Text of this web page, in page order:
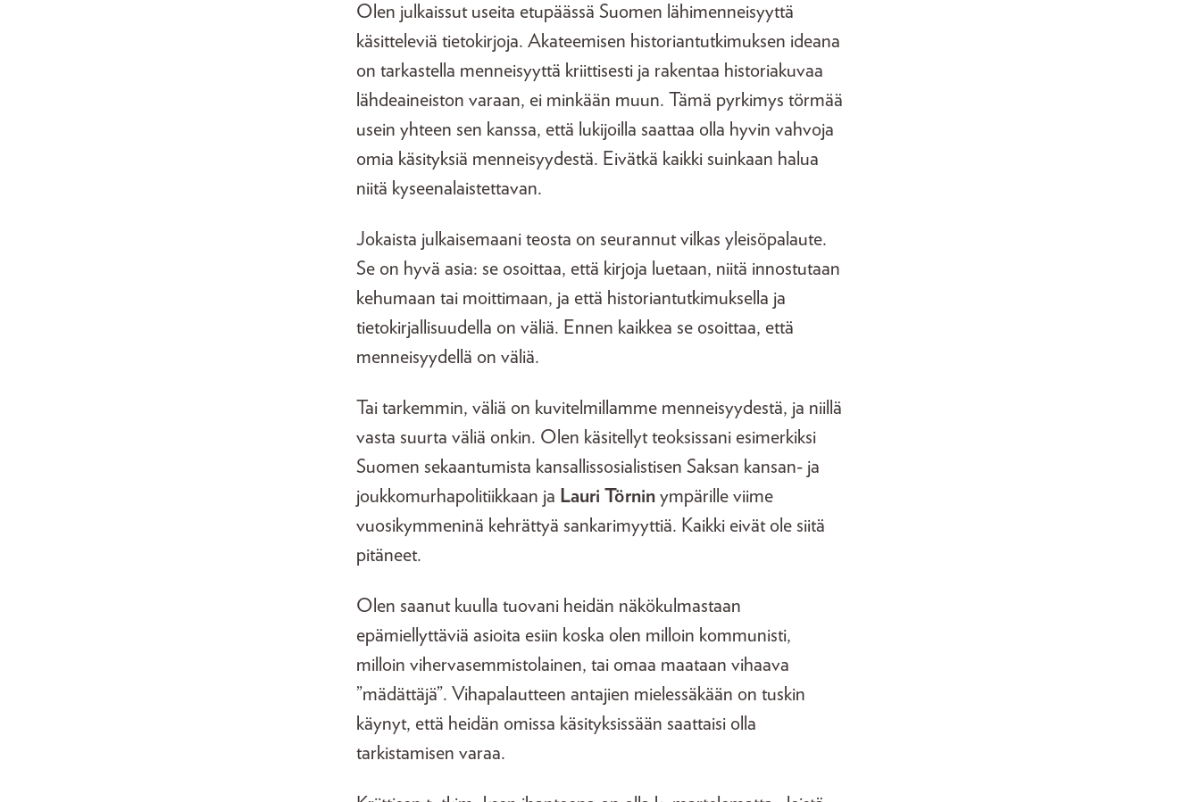
Olen julkaissut useita etupäässä Suomen lähimenneisyyttä
käsitteleviä tietokirjoja. Akateemisen historiantutkimuksen ideana
on tarkastella menneisyyttä kriittisesti ja rakentaa historiakuvaa
lähdeaineiston varaan, ei minkään muun. Tämä pyrkimys törmää
usein yhteen sen kanssa, että lukijoilla saattaa olla hyvin vahvoja
omia käsityksiä menneisyydestä. Eivätkä kaikki suinkaan halua
niitä kyseenalaistettavan.
Jokaista julkaisemaani teosta on seurannut vilkas yleisöpalaute.
Se on hyvä asia: se osoittaa, että kirjoja luetaan, niitä innostutaan
kehumaan tai moittimaan, ja että historiantutkimuksella ja
tietokirjallisuudella on väliä. Ennen kaikkea se osoittaa, että
menneisyydellä on väliä.
Tai tarkemmin, väliä on kuvitelmillamme menneisyydestä, ja niillä
vasta suurta väliä onkin. Olen käsitellyt teoksissani esimerkiksi
Suomen sekaantumista kansallissosialistisen Saksan kansan- ja
joukkomurhapolitiikkaan ja Lauri Törnin ympärille viime
vuosikymmeninä kehrättyä sankarimyyttiä. Kaikki eivät ole siitä
pitäneet.
Olen saanut kuulla tuovani heidän näkökulmastaan
epämiellyttäviä asioita esiin koska olen milloin kommunisti,
milloin vihervasemmistolainen, tai omaa maataan vihaava
”mädättäjä”. Vihapalautteen antajien mielessäkään on tuskin
käynyt, että heidän omissa käsityksissään saattaisi olla
tarkistamisen varaa.